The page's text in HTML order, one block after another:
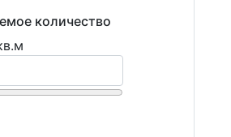
количество